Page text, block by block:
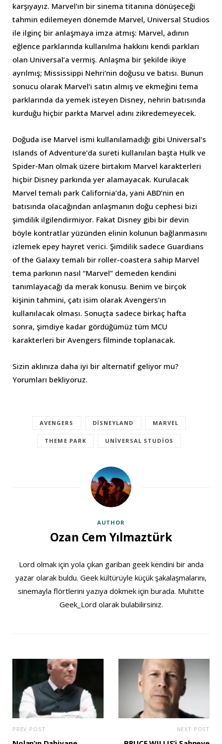
karşıyayız. Marvel’ın bir sinema titanına dönüşeceği
tahmin edilemeyen dönemde Marvel, Universal Studios
ile ilginç bir anlaşmaya imza atmış: Marvel, adının
eğlence parklarında kullanılma hakkını kendi parkları
olan Universal’a vermiş. Anlaşma bir şekilde ikiye
ayrılmış; Mississippi Nehri’nin doğusu ve batısı. Bunun
sonucu olarak Marvel’i satın almış ve ekmeğini tema
parklarında da yemek isteyen Disney, nehrin batısında
kurduğu hiçbir parkta Marvel adını zikredemeyecek.
Doğuda ise Marvel ismi kullanılamadığı gibi Universal’s
Islands of Adventure’da sureti kullanılan başta Hulk ve
Spider-Man olmak üzere birtakım Marvel karakterleri
hiçbir Disney parkında yer alamayacak. Kurulacak
Marvel temalı park California’da, yani ABD’nin en
batısında olacağından anlaşmanın doğu cephesi bizi
şimdilik ilgilendirmiyor. Fakat Disney gibi bir devin
böyle kontratlar yüzünden elinin kolunun bağlanmasını
izlemek epey hayret verici. Şimdilik sadece Guardians
of the Galaxy temalı bir roller-coastera sahip Marvel
tema parkının nasıl “Marvel” demeden kendini
tanımlayacağı da merak konusu. Benim ve birçok
kişinin tahmini, çatı isim olarak Avengers’ın
kullanılacak olması. Sonuçta sadece birkaç hafta
sonra, şimdiye kadar gördüğümüz tüm MCU
karakterleri bir Avengers filminde toplanacak.
Sizin aklınıza daha iyi bir alternatif geliyor mu?
Yorumları bekliyoruz.
AVENGERS DISNEYLAND MARVEL
THEME PARK UNIVERSAL STUDIOS
AUTHOR
Ozan Cem Yılmaztürk
Lord olmak için yola çıkan gariban geek kendini bir anda
yazar olarak buldu. Geek kültürüyle küçük şakalaşmalarını,
sinemayla flörtlerini yazıya dökmek için burada. Muhitte
Geek_Lord olarak bulabilirsiniz.
PREV POST NEXT POST